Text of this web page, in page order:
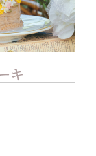
キ